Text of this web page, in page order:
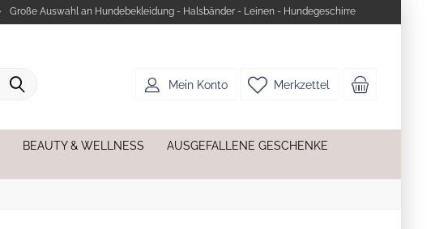
Große Auswahl an Hundebekleidung - Halsbänder - Leinen - Hundegeschirre
Merkzettel
Mein Konto
BEAUTY & WELLNESS AUSGEFALLENE GESCHENKE